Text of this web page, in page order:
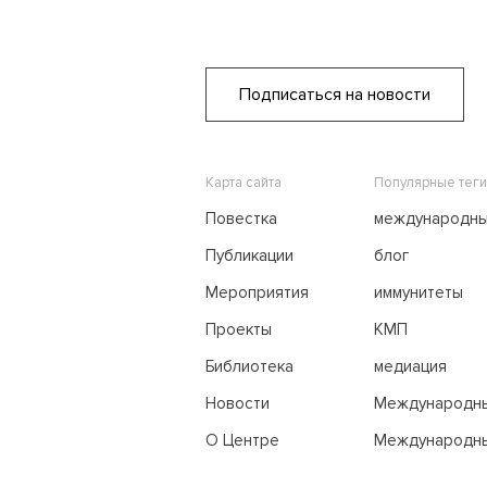
Подписаться на новости
Карта сайта
Повестка
Публикации
Мероприятия
Проекты
Библиотека
Новости
О Центре
Популярные теги
блог
иммунитеты
КМП
медиация
праву